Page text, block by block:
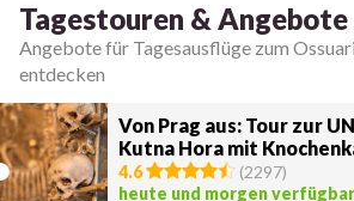
Tagestouren & Angebote
Angebote für Tagesausflüge zum
entdecken
Von Prag aus: Tour zur
Kutna Hora mit
4.6 (2297)
heute und morgen verfügbar